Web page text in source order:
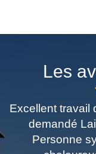
Les
Excellent travail
demandé
Personne